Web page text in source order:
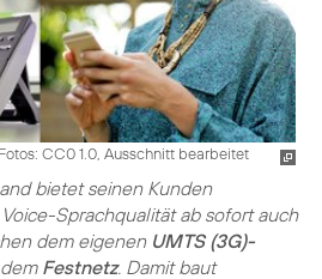
Fotos: CC0 1.0, Ausschnitt bearbeitet
bietet seinen Kunden
Sprachqualität ab sofort auch
dem eigenen UMTS (3G)-
Festnetz. Damit baut